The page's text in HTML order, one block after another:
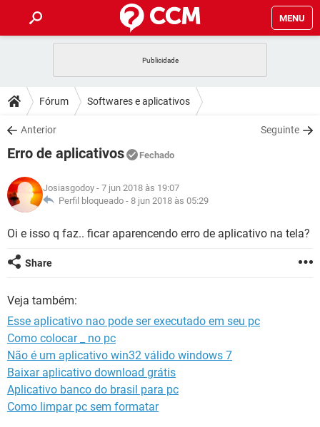
MENU
CELULAR FACEBOOK
OUTLOOK
INSTAGRAM GMAIL
GUIA DE COMPRAS
DICAS
JOGOS WHATSAPP
INSTAGRAM GMAIL
GUIA DE COMPRAS
DOWNLOADS
JOGOS WHATSAPP
CELULAR
OUTLOOK EXCEL
INSTAGRAM
JOGOS WHATSAPP
CELULAR
OUTLOOK EXCEL
INSTAGRAM
GLOSSÁRIO
JOGOS WHATSAPP
INSTAGRAM
GUIA DE COMPRAS
Fórum Softwares e aplicativos
Anterior Seguinte
Erro de aplicativos Fechado
Josiasgodoy - 7 jun 2018 às 19:07
Perfil bloqueado - 8 jun 2018 às 05:29
Oi e isso q faz.. ficar aparencendo erro de aplicativo na tela?
Share
Veja também:
Esse aplicativo nao pode ser executado em seu pc
Como colocar _ no pc
Não é um aplicativo win32 válido windows 7
Baixar aplicativo download grátis
Aplicativo banco do brasil para pc
Como limpar pc sem formatar